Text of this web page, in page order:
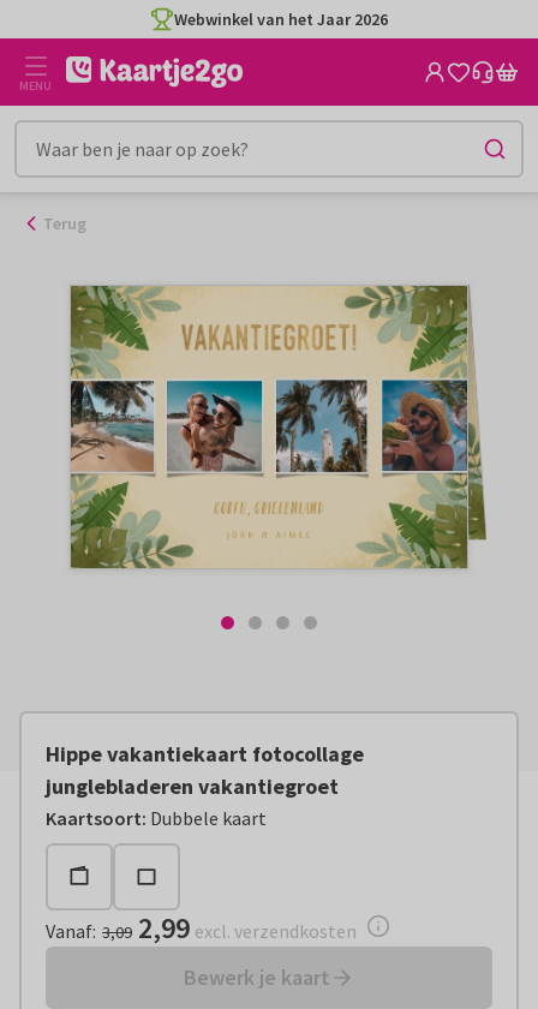
naar
inhoud
Webwinkel van het Jaar 2026
MENU
Terug
Hippe vakantiekaart fotocollage
junglebladeren vakantiegroet
Kaartsoort: Dubbele kaart
Vanaf:€ 2,99 excl. verzendkosten
Vanaf: 3,09 2,99 excl. verzendkosten
Bewerk je kaart